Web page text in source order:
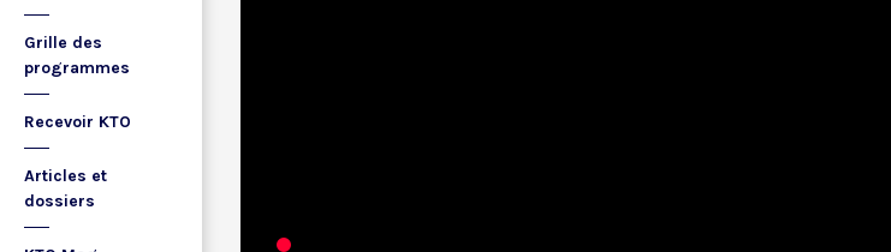
Grille des
programmes
Recevoir KTO
Articles et
dossiers